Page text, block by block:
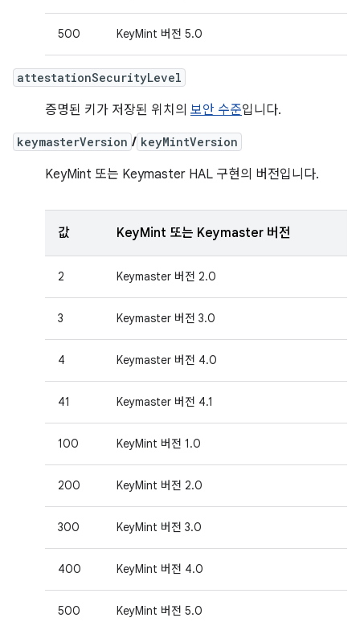
500 KeyMint 버전 5.0
attestationSecurityLevel
증명된 키가 저장된 위치의 보안 수준입니다.
keymasterVersion / keyMintVersion
KeyMint 또는 Keymaster HAL 구현의 버전입니다.
값 KeyMint 또는 Keymaster 버전
2 Keymaster 버전 2.0
3 Keymaster 버전 3.0
4 Keymaster 버전 4.0
41 Keymaster 버전 4.1
100 KeyMint 버전 1.0
200 KeyMint 버전 2.0
300 KeyMint 버전 3.0
400 KeyMint 버전 4.0
500 KeyMint 버전 5.0